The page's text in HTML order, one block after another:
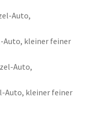
Auto, kleiner feiner
Auto, kleiner feiner